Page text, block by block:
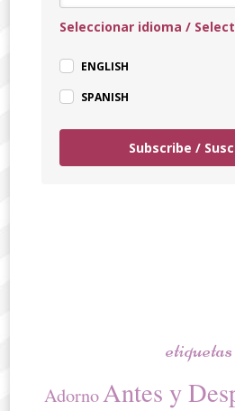
Seleccionar idioma /
ENGLISH
SPANISH
Subscribe /
etiquetas
AdornoAntes y